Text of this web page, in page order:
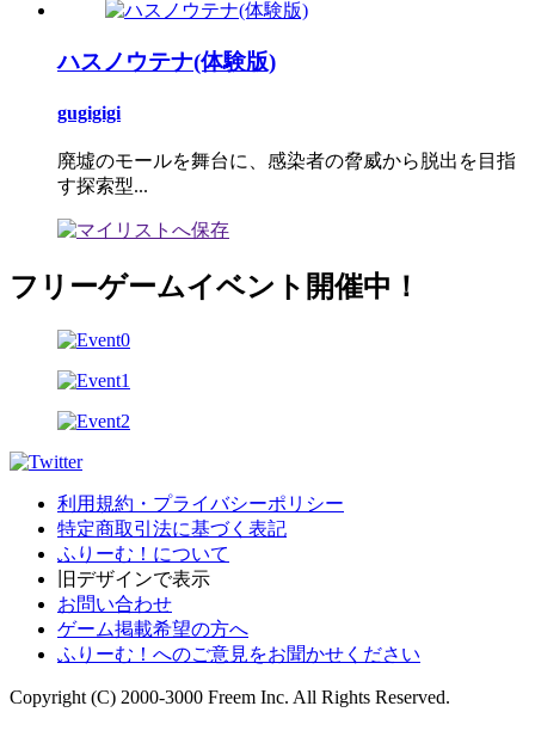
ハスノウテナ(体験版)
gugigigi
廃墟のモールを舞台に、感染者の脅威から脱出を目指
す探索型...
フリーゲームイベント開催中！
利用規約・プライバシーポリシー
特定商取引法に基づく表記
ふりーむ！について
旧デザインで表示
お問い合わせ
ゲーム掲載希望の方へ
ふりーむ！へのご意見をお聞かせください
Copyright (C) 2000-3000 Freem Inc. All Rights Reserved.